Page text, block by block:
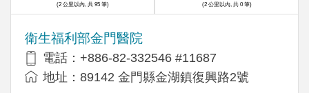
衛生福利部金門醫院
電話：+886-82-332546 #11687
地址：89142 金門縣金湖鎮復興路2號
(2 公里以內, 共 95 筆) (2 公里以內, 共 0 筆)